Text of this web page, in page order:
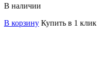
В наличии
В корзину Купить в 1 клик